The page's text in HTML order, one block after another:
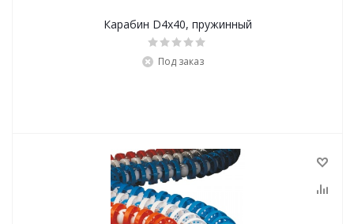
Карабин D4x40, пружинный
Под заказ